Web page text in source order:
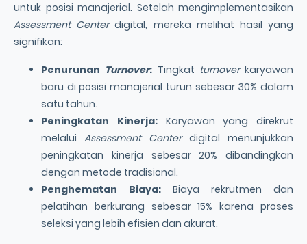
untuk posisi manajerial. Setelah mengimplementasikan
Assessment Centerdigital, mereka melihat hasil yang
signifikan:
Penurunan Turnover: Tingkat turnoverkaryawan
baru di posisi manajerial turun sebesar 30% dalam
satu tahun.
Peningkatan Kinerja:Karyawan yang direkrut
melalui Assessment Centerdigital menunjukkan
peningkatan kinerja sebesar 20% dibandingkan
dengan metode tradisional.
Penghematan Biaya: Biaya rekrutmen dan
pelatihan berkurang sebesar 15% karena proses
seleksi yang lebih efisien dan akurat.